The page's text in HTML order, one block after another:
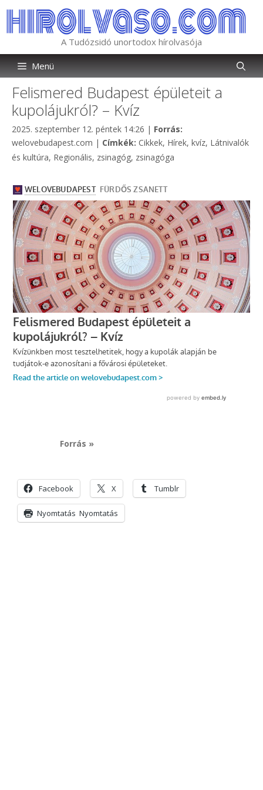
tartalomba
A Tudózsidó unortodox hírolvasója
Menü
Felismered Budapest épületeit a
kupolájukról? – Kvíz
2025. szeptember 12. péntek 14:26 | Forrás:
welovebudapest.com | Címkék: Címkék
Cikkek, Hírek, kvíz, Látnivalók
és kultúra, Regionális, zsinagóg, zsinagóga
Forrás »
Facebook X Tumblr
Nyomtatás Nyomtatás